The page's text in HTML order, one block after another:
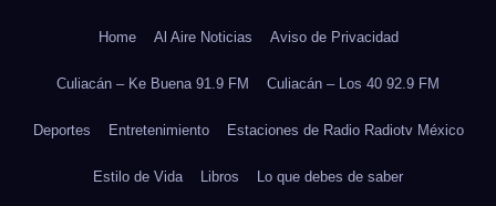
Home Al Aire Noticias Aviso de Privacidad
Culiacán – Ke Buena 91.9 FM Culiacán – Los 40 92.9 FM
Deportes Entretenimiento Estaciones de Radio Radiotv México
Estilo de Vida Libros Lo que debes de saber